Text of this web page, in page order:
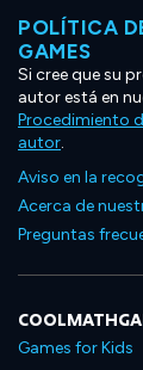
POLÍTICA
GAMES
Si cree que su
autor está en
Procedimiento
autor.
Aviso en la
Acerca de
Preguntas
Games for Kids